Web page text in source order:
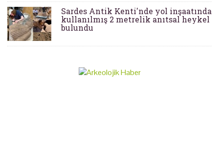
Sardes Antik Kenti'nde yol inşaatında
kullanılmış 2 metrelik anıtsal heykel
bulundu